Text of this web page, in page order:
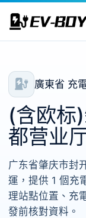
廣東省 充
(含欧标
都营业
广东省肇庆市封
運，提供 1 個充
理站點位置、充
發前核對資料。